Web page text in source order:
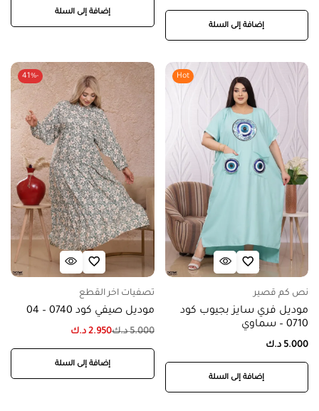
إضافة إلى السلة
إضافة إلى السلة
Hot
نص كم قصير
موديل فري سايز بجيوب كود
0710 – سماوي
5.000 د.ك
إضافة إلى السلة
-41%
تصفيات اخر القطع
موديل صيفي كود 0740 – 04
5.000 د.ك2.950 د.ك
إضافة إلى السلة